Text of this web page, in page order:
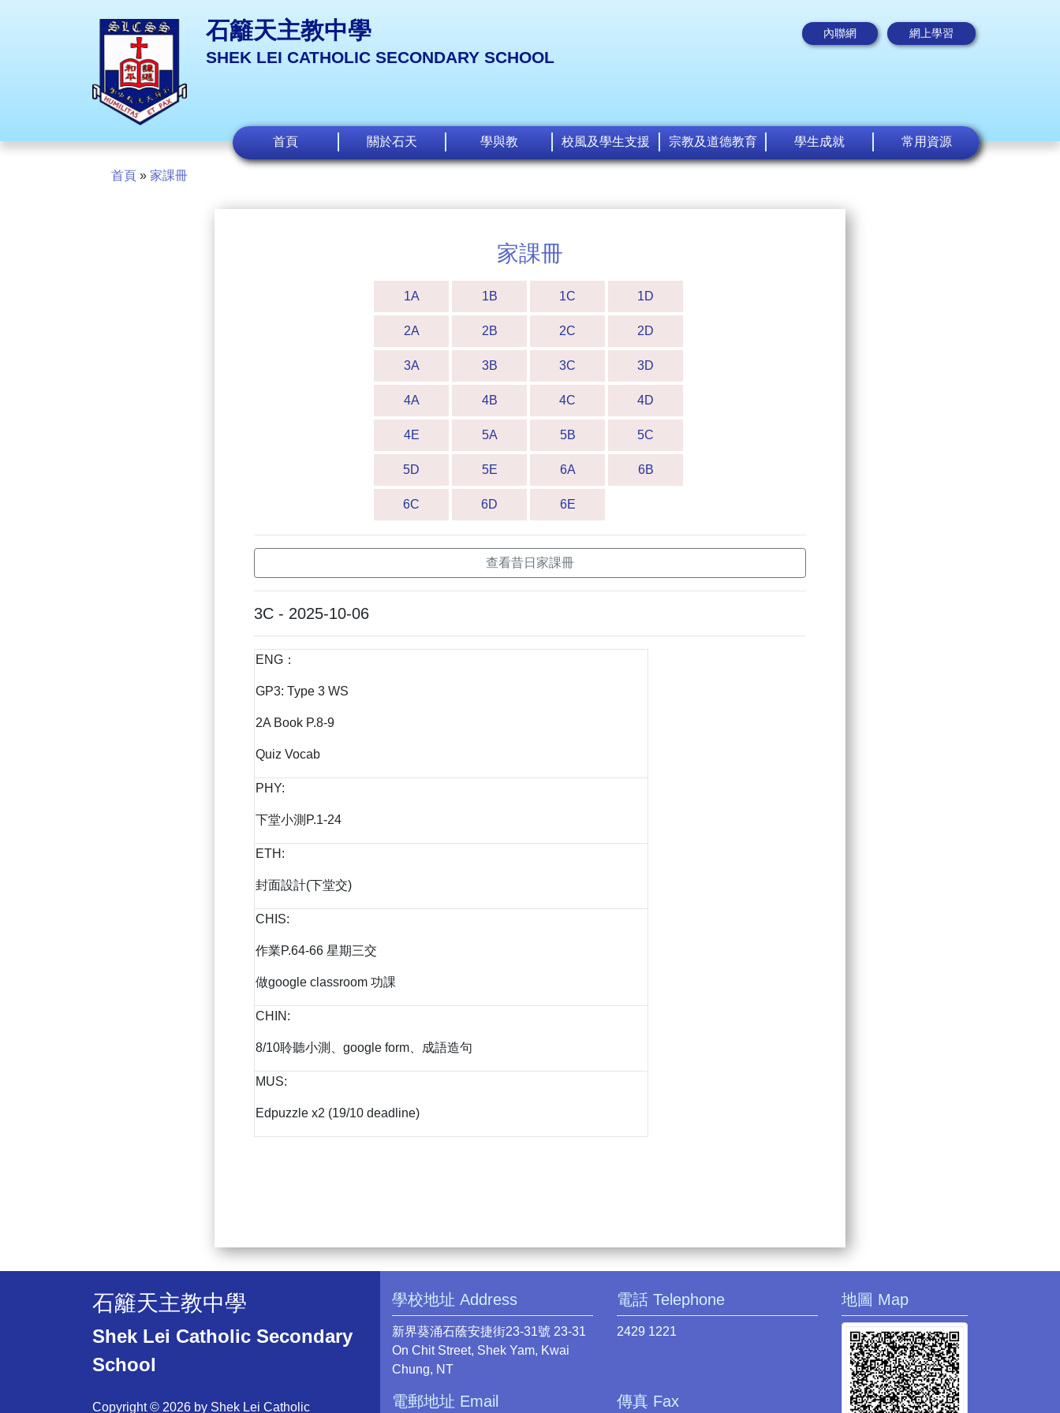
石籬天主教中學
SHEK LEI CATHOLIC SECONDARY SCHOOL
內聯網 網上學習
首頁 關於石天 學與教 校風及學生支援 宗教及道德教育 學生成就 常用資源
首頁 » 家課冊
家課冊
1A 1B 1C 1D
2A 2B 2C 2D
3A 3B 3C 3D
4A 4B 4C 4D
4E 5A 5B 5C
5D 5E 6A 6B
6C 6D 6E
查看昔日家課冊
3C - 2025-10-06
ENG：
GP3: Type 3 WS
2A Book P.8-9
Quiz Vocab
PHY:
下堂小測P.1-24
ETH:
封面設計(下堂交)
CHIS:
作業P.64-66 星期三交
做google classroom 功課
CHIN:
8/10聆聽小測、google form、成語造句
MUS:
Edpuzzle x2 (19/10 deadline)
石籬天主教中學
Shek Lei Catholic Secondary
School
Copyright © 2026 by Shek Lei Catholic
學校地址 Address
新界葵涌石蔭安捷街23-31號 23-31
On Chit Street, Shek Yam, Kwai
Chung, NT
電話 Telephone
2429 1221
電郵地址 Email 傳真 Fax
地圖 Map